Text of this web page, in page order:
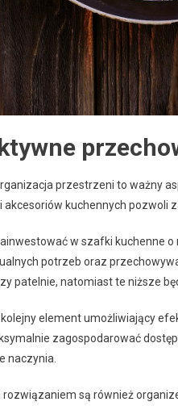
przestrzeni to ważny
akcesoriów kuchennych pozwoli
w szafki kuchenne o
potrzeb oraz
patelnie, natomiast te niższe
kolejny element umożliwiający
zagospodarować
naczynia.
rozwiązaniem są również